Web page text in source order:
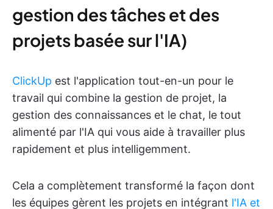
gestion des tâches et des
projets basée sur l'IA)
ClickUp est l'application tout-en-un pour le
travail qui combine la gestion de projet, la
gestion des connaissances et le chat, le tout
alimenté par l'IA qui vous aide à travailler plus
rapidement et plus intelligemment.
Cela a complètement transformé la façon dont
les équipes gèrent les projets en intégrant l'IA et